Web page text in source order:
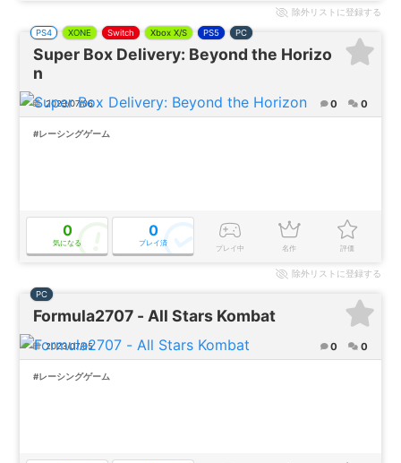
除外リストに登録する
Super Box Delivery: Beyond the Horizo
n
PS4 XONE Switch Xbox X/S PS5 PC
2023/07/06 0 0
#レーシングゲーム
0
気になる
0
プレイ済
プレイ中 名作 評価
除外リストに登録する
Formula2707 - All Stars Kombat
PC
2023/07/05 0 0
#レーシングゲーム